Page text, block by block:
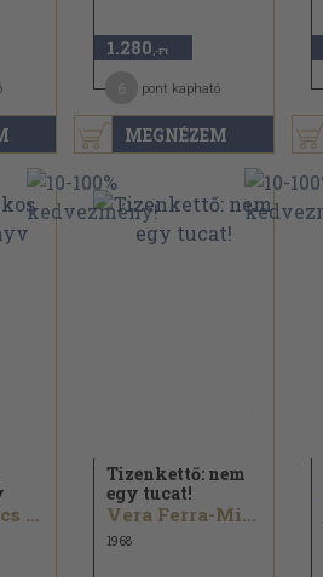
MEGNÉZEM
1.280 ,-Ft
pont kapható
Romankovics András...
Tizenkettő: nem
egy tucat!
Vera Ferra-Mikura
1968